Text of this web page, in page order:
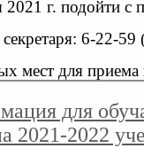
г. подойти с
6-22-59
мест для
для
2021-2022